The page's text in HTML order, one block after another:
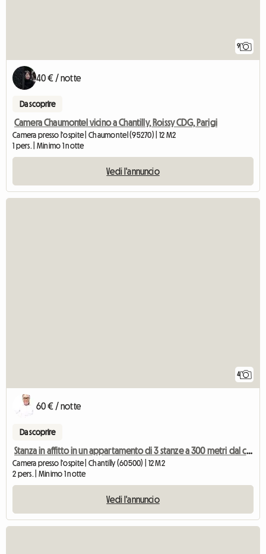
9
40 € / notte
Da scoprire
Camera Chaumontel vicino a Chantilly, Roissy CDG, Parigi
Camera presso l'ospite | Chaumontel (95270) | 12 M2
1 pers. | Minimo 1 notte
Vedi l'annuncio
4
60 € / notte
Da scoprire
Stanza in affitto in un appartamento di 3 stanze a 300 metri dal castello di Chantilly
Camera presso l'ospite | Chantilly (60500) | 12 M2
2 pers. | Minimo 1 notte
Vedi l'annuncio